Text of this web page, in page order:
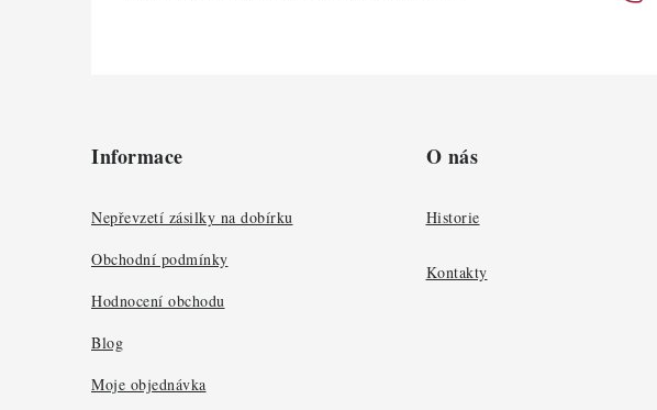
Informace
Nepřevzetí zásilky na dobírku
Obchodní podmínky
Hodnocení obchodu
Blog
Moje objednávka
O nás
Historie
Kontakty